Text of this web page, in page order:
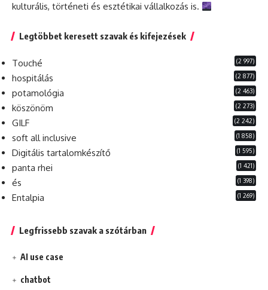
kulturális, történeti és esztétikai vállalkozás is.
Legtöbbet keresett szavak és kifejezések
Touché (2 997)
hospitálás (2 877)
potamológia (2 463)
köszönöm (2 273)
GILF (2 242)
soft all inclusive (1 858)
Digitális tartalomkészítő (1 595)
panta rhei (1 421)
és (1 398)
Entalpia (1 269)
Legfrissebb szavak a szótárban
AI use case
chatbot